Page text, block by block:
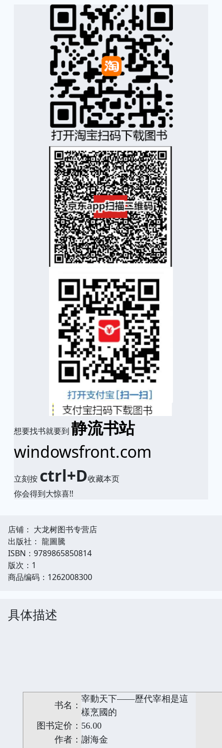
想要找书就要到 静流书站
windowsfront.com
立刻按 ctrl+D收藏本页
你会得到大惊喜!!
店铺： 大龙树图书专营店
出版社： 龍圖騰
ISBN：9789865850814
版次：1
商品编码：1262008300
具体描述
书名：
宰動天下——歷代宰相是這
樣烹國的
图书定价： 56.00
作者： 謝海金